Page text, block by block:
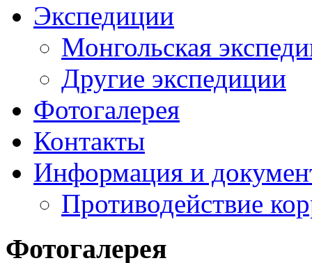
Экспедиции
Монгольская
Другие экспедиции
Фотогалерея
Контакты
Информация и
Противодействие
Фотогалерея